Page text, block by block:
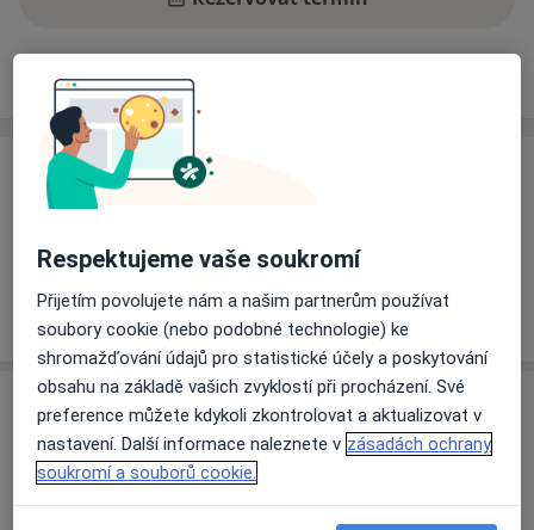
Ceník Adresy
Ceník
Tento specialista ještě nepřidával žádné informace o
Adresa
Klinika dětské chirurgie FNM
V Úvalu 84, Praha150 00
Respektujeme vaše soukromí
Přijetím povolujete nám a našim partnerům používat
soubory cookie (nebo podobné technologie) ke
shromažďování údajů pro statistické účely a poskytování
obsahu na základě vašich zvyklostí při procházení. Své
preference můžete kdykoli zkontrolovat a aktualizovat v
nastavení. Další informace naleznete v zásadách ochrany
soukromí a souborů cookie.